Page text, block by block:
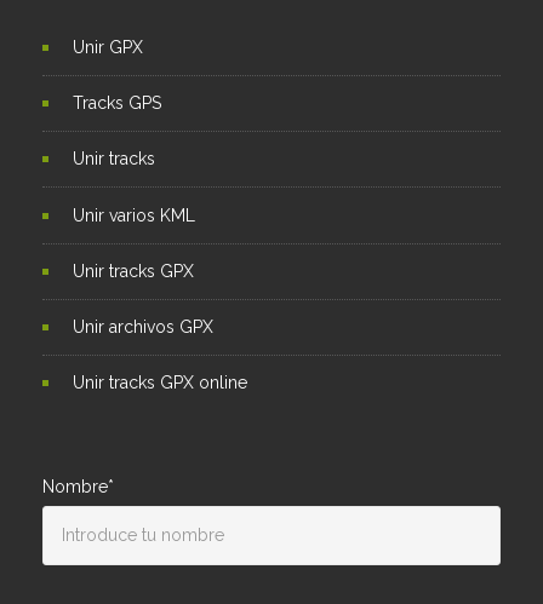
Unir GPX
Tracks GPS
Unir tracks
Unir varios KML
Unir tracks GPX
Unir archivos GPX
Unir tracks GPX online
Nombre*